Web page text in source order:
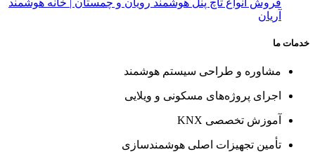
فروش انواع تاچ پنل هوشمند رویان و چمستان | خانه هوشمند
آریان
خدمات ما
مشاوره و طراحی سیستم هوشمند
اجرای پروژه‌های مسکونی و ویلایی
آموزش تخصصی KNX
تأمین تجهیزات اصلی هوشمندسازی